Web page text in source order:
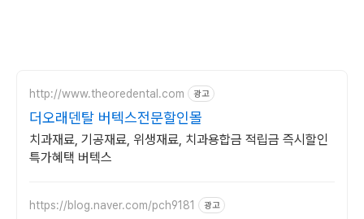
http://www.theoredental.com 광고
더오래덴탈 버텍스전문할인몰
치과재료, 기공재료, 위생재료, 치과용합금 적립금 즉시할인
특가혜택 버텍스
https://blog.naver.com/pch9181 광고